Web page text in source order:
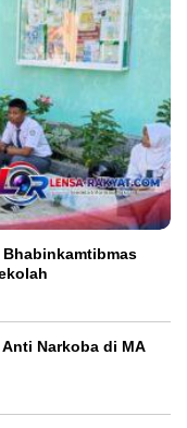
Narkoba di MA